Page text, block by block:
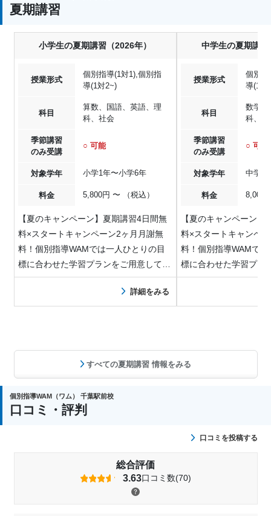
夏期講習
小学生の夏期講習（2026年）
授業形式
個別指導(1対1),個別指
導(1対2~)
科目
算数、国語、英語、理
科、社会
季節講習
のみ受講
○ 可能
対象学年 小学1年〜小学6年
料金 5,800円 〜 （税込）
【夏のキャンペーン】夏期講習4日間無
料×スタートキャンペーン2ヶ月月謝無
料！個別指導WAMでは一人ひとりの目
標に合わせた学習プランをご用意して
い…
詳細をみる
中学生の夏期講
授業形式
個別指
導(1対
科目
数学、
科、社
季節講習
のみ受講
○ 可能
対象学年 中学1
料金 8,000
【夏のキャンペーン】
料×スタートキャンペ
料！個別指導WAMで
標に合わせた学習プラ
い…
すべての夏期講習 情報をみる
個別指導WAM（ワム） 千葉駅前校
口コミ・評判
口コミを投稿する
総合評価
3.63口コミ数(70)